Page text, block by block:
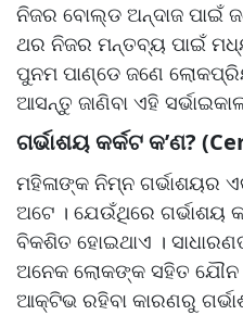
ନିଜର ବୋଲ୍ଡ ଅନ୍ଦାଜ ପାଇଁ
ଥର ନିଜର ମନ୍ତବ୍ୟ ପାଇଁ
ପୁନମ ପାଣ୍ଡେ ଜଣେ
ଆସନ୍ତୁ ଜାଣିବା ଏହି
ଗର୍ଭାଶୟ କର୍କଟ କ’ଣ?
ମହିଳାଙ୍କ ନିମ୍ନ ଗର୍ଭାଶୟର
ଅଟେ । ଯେଉଁଥିରେ ଗର୍ଭାଶୟ
ବିକଶିତ ହୋଇଥାଏ ।
ଅନେକ ଲୋକଙ୍କ ସହିତ ଯୌନ
ଆକ୍ଟିଭ ରହିବା କାରଣରୁ